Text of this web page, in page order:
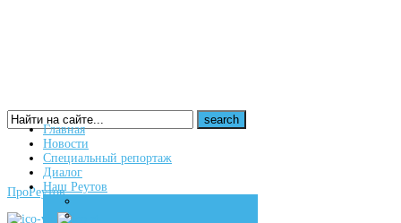
16+
ПроРеутов
Главная
Новости
Специальный репортаж
Диалог
Наш Реутов